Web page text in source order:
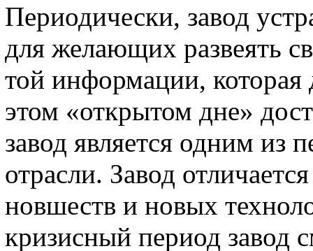
Периодически, завод
для желающих развеять
той информации, которая
этом «открытом дне»
завод является одним из
отрасли. Завод
новшеств и новых
кризисный период завод